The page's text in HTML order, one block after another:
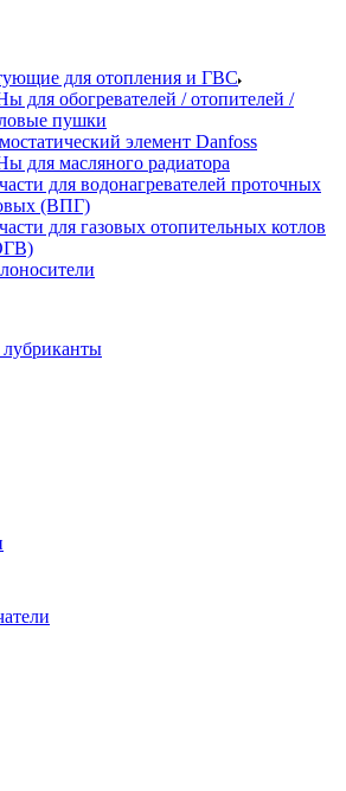
для отопления и ГВС
для обогревателей / отопителей /
пушки
элемент Danfoss
для масляного радиатора
для водонагревателей проточных
(ВПГ)
для газовых отопительных котлов